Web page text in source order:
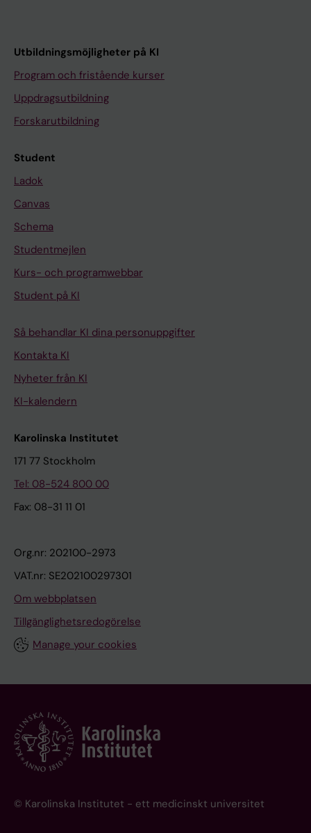
Utbildningsmöjligheter på KI
Program och fristående kurser
Uppdragsutbildning
Forskarutbildning
Student
Ladok
Canvas
Schema
Studentmejlen
Kurs- och programwebbar
Student på KI
Så behandlar KI dina personuppgifter
Kontakta KI
Nyheter från KI
KI-kalendern
Karolinska Institutet
171 77 Stockholm
Tel: 08-524 800 00
Fax: 08-31 11 01
Org.nr: 202100-2973
VAT.nr: SE202100297301
Om webbplatsen
Tillgänglighetsredogörelse
Manage your cookies
© Karolinska Institutet - ett medicinskt universitet